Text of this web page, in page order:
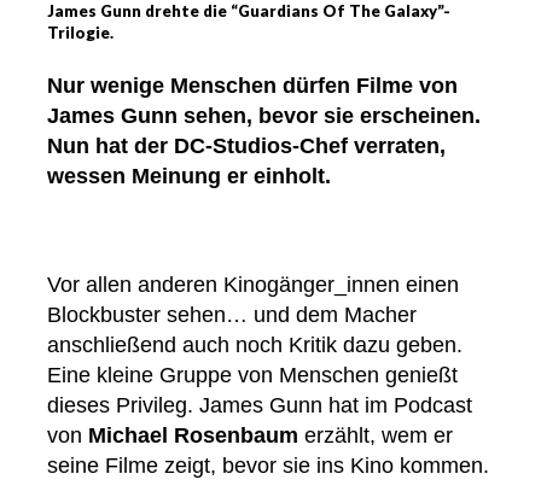
James Gunn drehte die “Guardians Of The Galaxy”-
Trilogie.
Nur wenige Menschen dürfen Filme von
James Gunn sehen, bevor sie erscheinen.
Nun hat der DC-Studios-Chef verraten,
wessen Meinung er einholt.
Vor allen anderen Kinogänger_innen einen
Blockbuster sehen… und dem Macher
anschließend auch noch Kritik dazu geben.
Eine kleine Gruppe von Menschen genießt
dieses Privileg. James Gunn hat im Podcast
von Michael Rosenbaum erzählt, wem er
seine Filme zeigt, bevor sie ins Kino kommen.